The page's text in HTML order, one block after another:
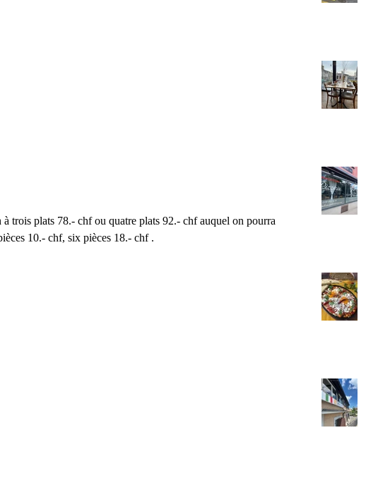
trois plats 78.- chf ou quatre plats 92.- chf auquel on pourra
10.- chf, six pièces 18.- chf .